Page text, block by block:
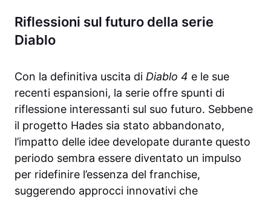
Riflessioni sul futuro della serie
Diablo
Con la definitiva uscita di Diablo 4 e le sue
recenti espansioni, la serie offre spunti di
riflessione interessanti sul suo futuro. Sebbene
il progetto Hades sia stato abbandonato,
l’impatto delle idee developate durante questo
periodo sembra essere diventato un impulso
per ridefinire l’essenza del franchise,
suggerendo approcci innovativi che